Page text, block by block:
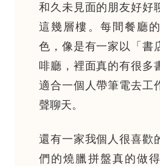
和久未見面的朋友好好
這幾層樓。每間餐廳
色，像是有一家以「書
啡廳，裡面真的有很多
適合一個人帶筆電去工
聲聊天。
還有一家我個人很喜歡
們的燒臘拼盤真的做